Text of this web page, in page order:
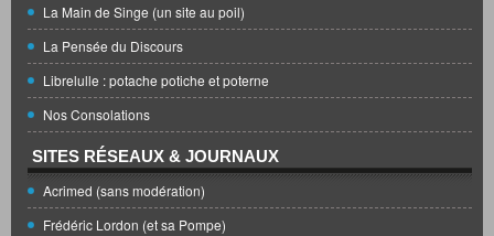
La Main de Singe (un site au poil)
La Pensée du Discours
Librelulle : potache potiche et poterne
Nos Consolations
SITES RÉSEAUX & JOURNAUX
Acrimed (sans modération)
Frédéric Lordon (et sa Pompe)